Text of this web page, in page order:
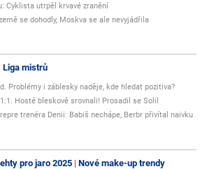
Cyklista utrpěl krvavé zranění
se dohodly, Moskva se ale nevyjádřila
Liga mistrů
Problémy i záblesky naděje, kde hledat pozitiva?
Hosté bleskově srovnali! Prosadil se Solil
trenéra Denii: Babiš nechápe, Berbr přivítal naivku
pro jaro 2025 Nové make-up trendy